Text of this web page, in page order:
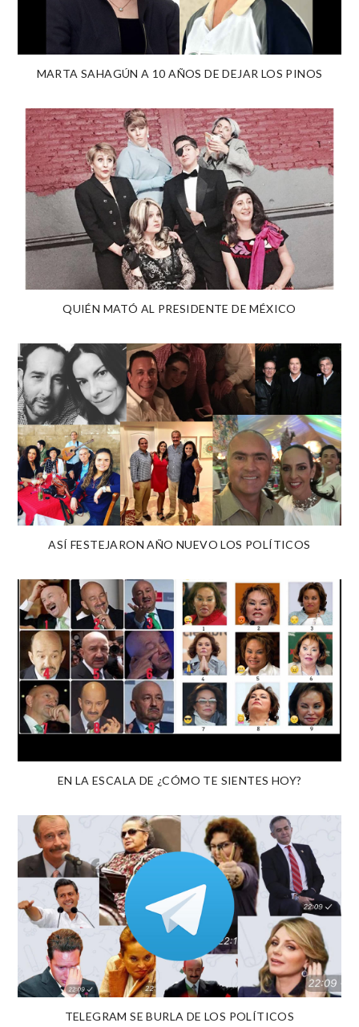
MARTA SAHAGÚN A 10 AÑOS DE DEJAR LOS PINOS
QUIÉN MATÓ AL PRESIDENTE DE MÉXICO
ASÍ FESTEJARON AÑO NUEVO LOS POLÍTICOS
EN LA ESCALA DE ¿CÓMO TE SIENTES HOY?
TELEGRAM SE BURLA DE LOS POLÍTICOS